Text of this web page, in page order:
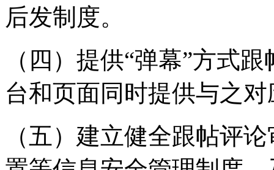
后发制度。
（四）提供“弹幕”方式
台和页面同时提供与之
（五）建立健全跟帖评